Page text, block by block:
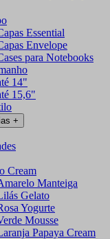
Essential
Envelope
para Notebooks
14"
15,6"
+
Cream
Manteiga
Gelato
Yogurte
Mousse
Papaya Cream